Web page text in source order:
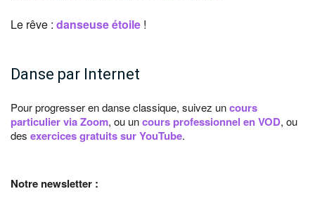
Le rêve : danseuse étoile !
Danse par Internet
Pour progresser en danse classique, suivez uncours
particulier via Zoom, ou uncours professionnel en VOD, ou
des exercices gratuits sur YouTube.
Notre newsletter :